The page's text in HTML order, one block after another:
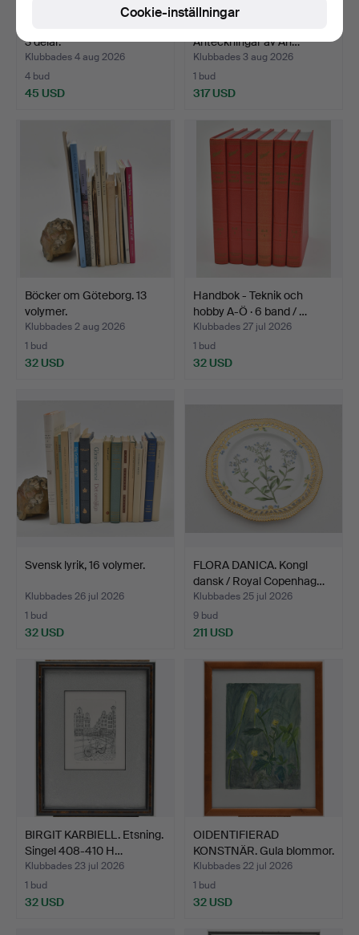
3 delar.
Klubbades 4 aug 2026
4 bud
45 USD
Anteckningar av An…
Klubbades 3 aug 2026
1 bud
317 USD
Böcker om Göteborg. 13
volymer.
Klubbades 2 aug 2026
1 bud
32 USD
Handbok - Teknik och
hobby A-Ö · 6 band / …
Klubbades 27 jul 2026
1 bud
32 USD
Svensk lyrik, 16 volymer.
Klubbades 26 jul 2026
1 bud
32 USD
FLORA DANICA. Kongl
dansk / Royal Copenhag…
Klubbades 25 jul 2026
9 bud
211 USD
BIRGIT KARBIELL. Etsning.
Singel 408-410 H…
Klubbades 23 jul 2026
1 bud
32 USD
OIDENTIFIERAD
KONSTNÄR. Gula blommor.
Akva…
Klubbades 22 jul 2026
1 bud
32 USD
Cookie-inställningar